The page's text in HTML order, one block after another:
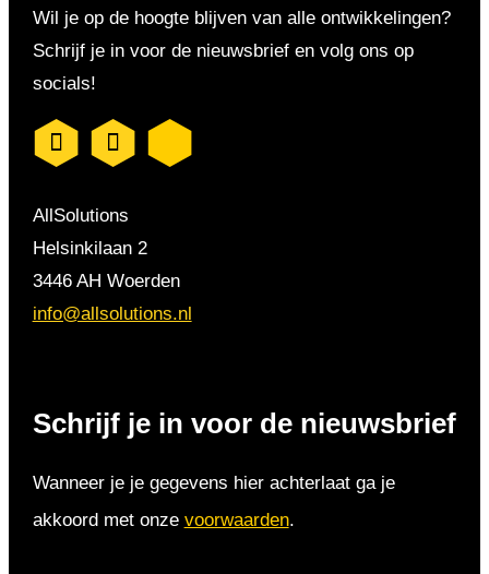
Wil je op de hoogte blijven van alle ontwikkelingen?
Schrijf je in voor de nieuwsbrief en volg ons op
socials!
AllSolutions
Helsinkilaan 2
3446 AH Woerden
info@allsolutions.nl
Schrijf je in voor de nieuwsbrief
Wanneer je je gegevens hier achterlaat ga je
akkoord met onze voorwaarden.